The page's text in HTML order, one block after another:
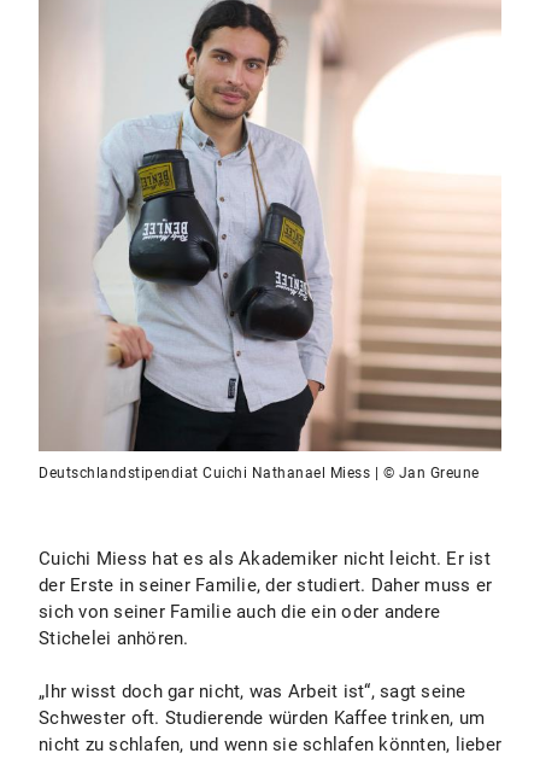
Deutschlandstipendiat Cuichi Nathanael Miess | © Jan Greune
Cuichi Miess hat es als Akademiker nicht leicht. Er ist
der Erste in seiner Familie, der studiert. Daher muss er
sich von seiner Familie auch die ein oder andere
Stichelei anhören.
„Ihr wisst doch gar nicht, was Arbeit ist“, sagt seine
Schwester oft. Studierende würden Kaffee trinken, um
nicht zu schlafen, und wenn sie schlafen könnten, lieber